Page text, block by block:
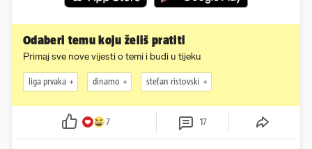
Odaberi temu koju želiš pratiti
Primaj sve nove vijesti o temi i budi u tijeku
liga prvaka dinamo stefan ristovski
7 17